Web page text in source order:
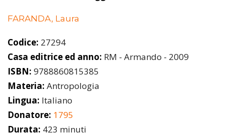
FARANDA, Laura
Codice: 27294
Casa editrice ed anno: RM - Armando - 2009
ISBN: 9788860815385
Materia: Antropologia
Lingua: Italiano
Donatore: 1795
Durata: 423 minuti